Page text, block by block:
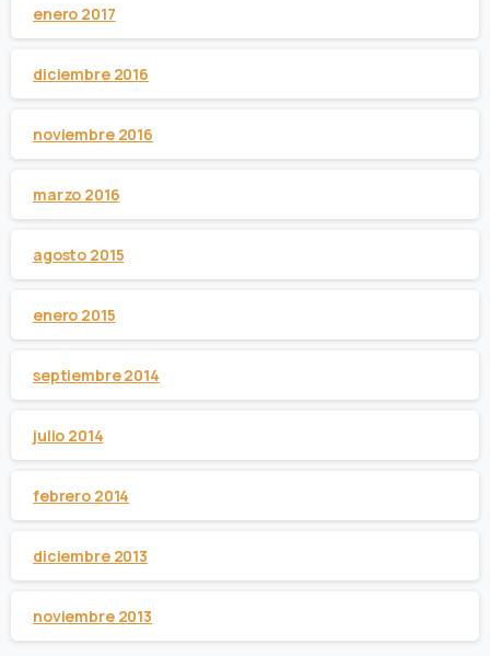
enero 2017
diciembre 2016
noviembre 2016
marzo 2016
agosto 2015
enero 2015
septiembre 2014
julio 2014
febrero 2014
diciembre 2013
noviembre 2013